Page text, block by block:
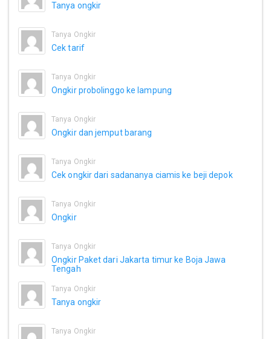
Tanya ongkir
Tanya Ongkir
Cek tarif
Tanya Ongkir
Ongkir probolinggo ke lampung
Tanya Ongkir
Ongkir dan jemput barang
Tanya Ongkir
Cek ongkir dari sadananya ciamis ke beji depok
Tanya Ongkir
Ongkir
Tanya Ongkir
Ongkir Paket dari Jakarta timur ke Boja Jawa
Tengah
Tanya Ongkir
Tanya ongkir
Tanya Ongkir